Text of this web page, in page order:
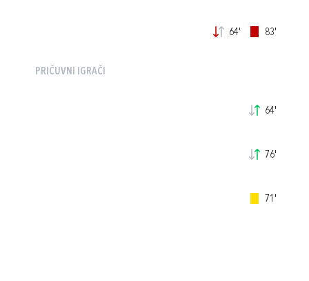
64' 83'
PRIČUVNI IGRAČI
64'
76'
71'